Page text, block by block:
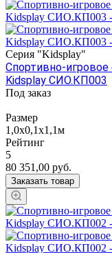
Серия "Kidsplay"
Спортивно-
Kidsplay СИО.КП003
Под заказ
Размер
1,0х0,1х1,1м
Рейтинг
5
80 351,00 руб.
Заказать товар